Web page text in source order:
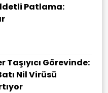
Patlama:
Taşıyıcı Görevinde:
Nil Virüsü